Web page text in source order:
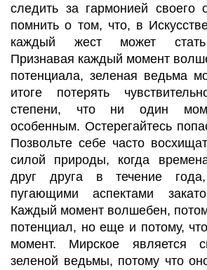
следить за гармонией своего
помнить о том, что, в
каждый жест может стать
Признавая каждый момент
потенциала, зеленая ведьма
итоге потерять
степени, что ни один
особенным. Остерегайтесь
Позвольте себе часто
силой природы, когда
друг друга в течение
пугающими аспектами
Каждый момент волшебен,
потенциал, но еще и потому,
момент. Мирское является
зеленой ведьмы, потому что